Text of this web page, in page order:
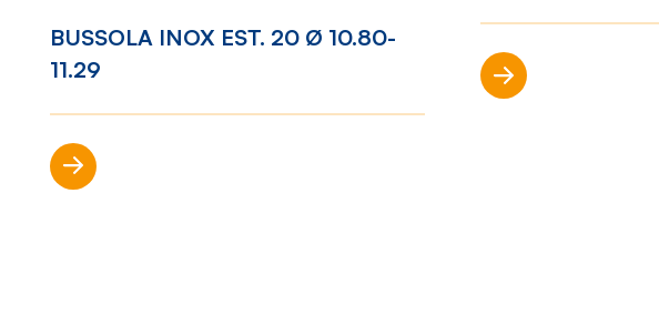
Parco
Automotive
BUSSOLA INOX EST. 20 Ø 10.80-
11.29
Scopri di più
Scopri di più